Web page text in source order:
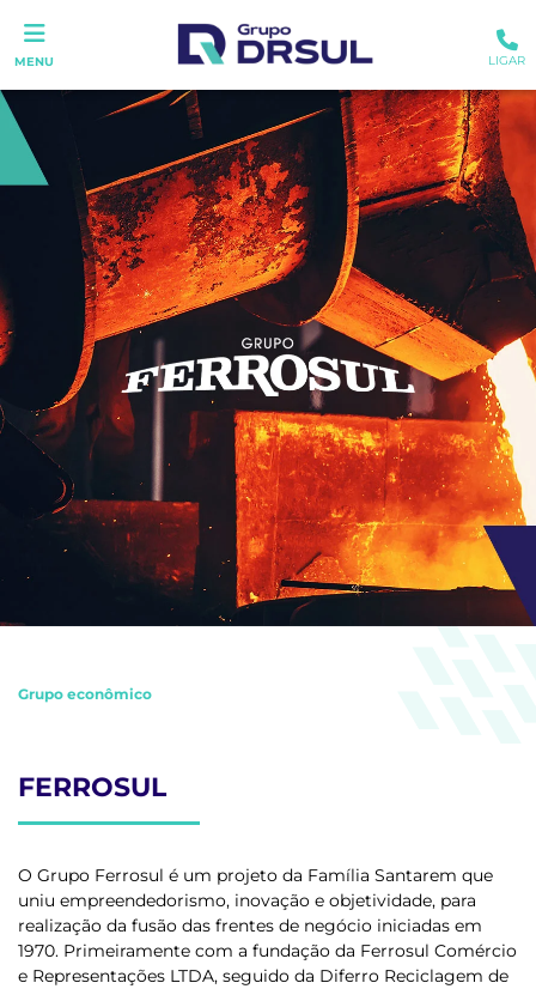
MENU LIGAR
Grupo econômico
FERROSUL
O Grupo Ferrosul é um projeto da Família Santarem que
uniu empreendedorismo, inovação e objetividade, para
realização da fusão das frentes de negócio iniciadas em
1970. Primeiramente com a fundação da Ferrosul Comércio
e Representações LTDA, seguido da Diferro Reciclagem de